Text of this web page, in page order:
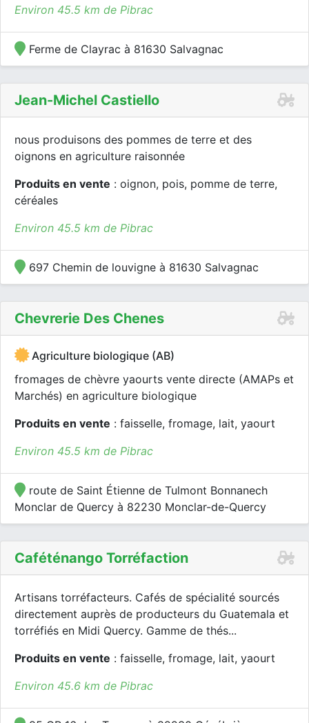
Environ 45.5 km de Pibrac
Ferme de Clayrac à 81630 Salvagnac
Jean-Michel Castiello
nous produisons des pommes de terre et des
oignons en agriculture raisonnée
Produits en vente : oignon, pois, pomme de terre,
céréales
Environ 45.5 km de Pibrac
697 Chemin de louvigne à 81630 Salvagnac
Chevrerie Des Chenes
Agriculture biologique (AB)
fromages de chèvre yaourts vente directe (AMAPs et
Marchés) en agriculture biologique
Produits en vente : faisselle, fromage, lait, yaourt
Environ 45.5 km de Pibrac
route de Saint Étienne de Tulmont Bonnanech
Monclar de Quercy à 82230 Monclar-de-Quercy
Caféténango Torréfaction
Artisans torréfacteurs. Cafés de spécialité sourcés
directement auprès de producteurs du Guatemala et
torréfiés en Midi Quercy. Gamme de thés...
Produits en vente : faisselle, fromage, lait, yaourt
Environ 45.6 km de Pibrac